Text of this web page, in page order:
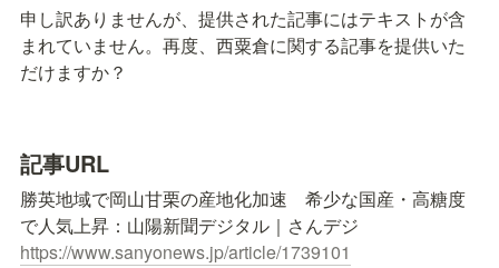
申し訳ありませんが、提供された記事にはテキストが含
まれていません。再度、西粟倉に関する記事を提供いた
だけますか？
記事URL
勝英地域で岡山甘栗の産地化加速　希少な国産・高糖度
https://www.sanyonews.jp/article/1739101